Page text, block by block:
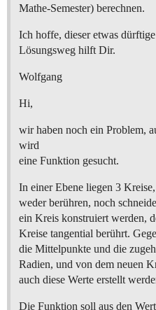
Mathe-Semester) berechnen.
Ich hoffe, dieser etwas dürftige
Lösungsweg hilft Dir.
Wolfgang
Hi,
wir haben noch ein Problem,
wird
eine Funktion gesucht.
In einer Ebene liegen 3
weder berühren, noch
ein Kreis konstruiert werden,
Kreise tangential berührt.
die Mittelpunkte und die
Radien, und von dem neuen
auch diese Werte erstellt
Die Funktion soll aus den